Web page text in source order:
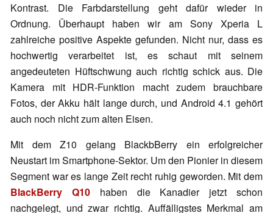
Kontrast. Die Farbdarstellung geht dafür wieder in
Ordnung. Überhaupt haben wir am Sony Xperia L
zahlreiche positive Aspekte gefunden. Nicht nur, dass es
hochwertig verarbeitet ist, es schaut mit seinem
angedeuteten Hüftschwung auch richtig schick aus. Die
Kamera mit HDR-Funktion macht zudem brauchbare
Fotos, der Akku hält lange durch, und Android 4.1 gehört
auch noch nicht zum alten Eisen.
Mit dem Z10 gelang BlackbBerry ein erfolgreicher
Neustart im Smartphone-Sektor. Um den Pionier in diesem
Segment war es lange Zeit recht ruhig geworden. Mit dem
BlackBerry Q10haben die Kanadier jetzt schon
nachgelegt, und zwar richtig. Auffälligstes Merkmal am